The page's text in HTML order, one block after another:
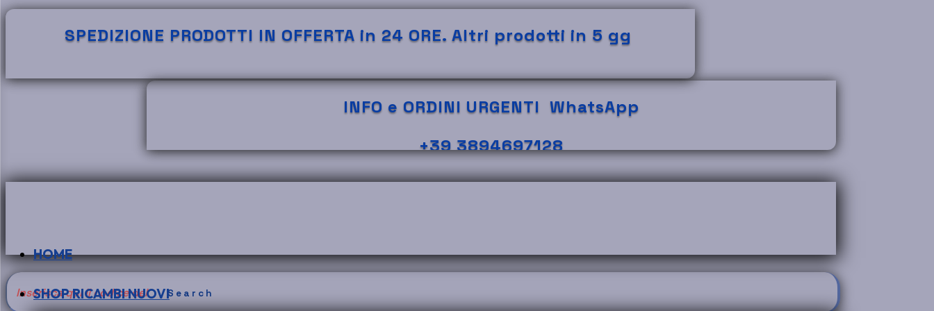
SPEDIZIONE PRODOTTI IN OFFERTA in 24 ORE. Altri prodotti in 5 gg
INFO e ORDINI URGENTI WhatsApp
+39 3894697128
HOME
SHOP RICAMBI NUOVI
Search